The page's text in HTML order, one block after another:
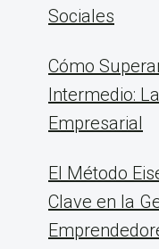
Sociales
Cómo
Intermedio:
Empresarial
El Método
Clave en la